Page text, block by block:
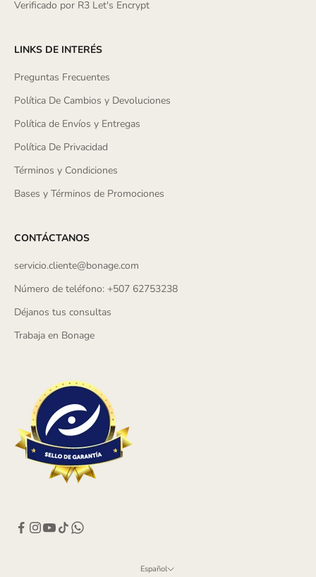
Verificado por R3 Let's Encrypt
LINKS DE INTERÉS
Preguntas Frecuentes
Política De Cambios y Devoluciones
Política de Envíos y Entregas
Política De Privacidad
Términos y Condiciones
Bases y Términos de Promociones
CONTÁCTANOS
servicio.cliente@bonage.com
Número de teléfono: +507 62753238
Déjanos tus consultas
Trabaja en Bonage
Español